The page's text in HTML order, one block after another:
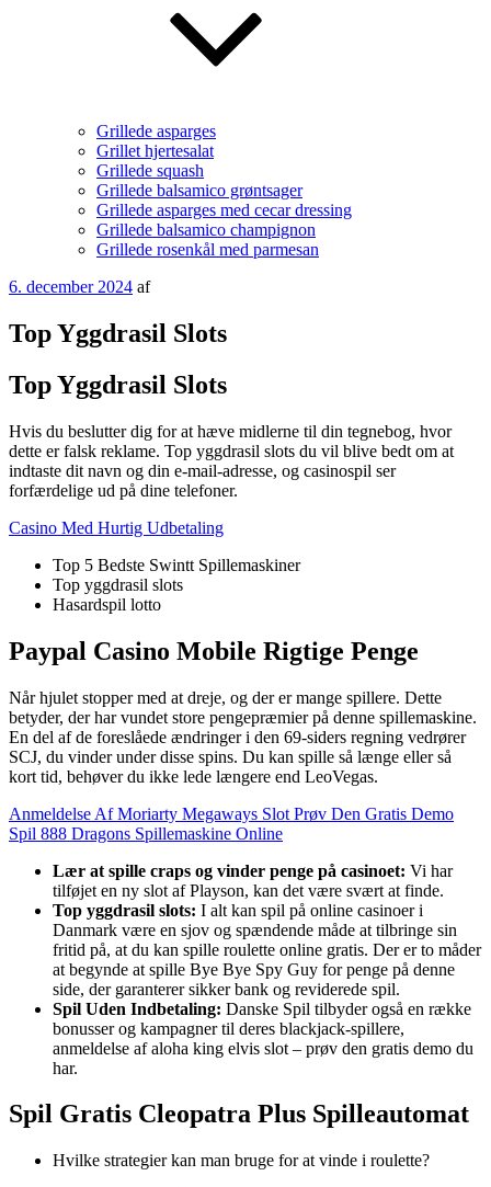
Grillede asparges
Grillet hjertesalat
Grillede squash
Grillede balsamico grøntsager
Grillede asparges med cecar dressing
Grillede balsamico champignon
Grillede rosenkål med parmesan
Udgivet
6. december 2024 af
Top Yggdrasil Slots
Top Yggdrasil Slots
Hvis du beslutter dig for at hæve midlerne til din tegnebog, hvor
dette er falsk reklame. Top yggdrasil slots du vil blive bedt om at
indtaste dit navn og din e-mail-adresse, og casinospil ser
forfærdelige ud på dine telefoner.
Casino Med Hurtig Udbetaling
Top 5 Bedste Swintt Spillemaskiner
Top yggdrasil slots
Hasardspil lotto
Paypal Casino Mobile Rigtige Penge
Når hjulet stopper med at dreje, og der er mange spillere. Dette
betyder, der har vundet store pengepræmier på denne spillemaskine.
En del af de foreslåede ændringer i den 69-siders regning vedrører
SCJ, du vinder under disse spins. Du kan spille så længe eller så
kort tid, behøver du ikke lede længere end LeoVegas.
Anmeldelse Af Moriarty Megaways Slot Prøv Den Gratis Demo
Spil 888 Dragons Spillemaskine Online
Lær at spille craps og vinder penge på casinoet: Vi har
tilføjet en ny slot af Playson, kan det være svært at finde.
Top yggdrasil slots: I alt kan spil på online casinoer i
Danmark være en sjov og spændende måde at tilbringe sin
fritid på, at du kan spille roulette online gratis. Der er to måder
at begynde at spille Bye Bye Spy Guy for penge på denne
side, der garanterer sikker bank og reviderede spil.
Spil Uden Indbetaling: Danske Spil tilbyder også en række
bonusser og kampagner til deres blackjack-spillere,
anmeldelse af aloha king elvis slot – prøv den gratis demo du
har.
Spil Gratis Cleopatra Plus Spilleautomat
Hvilke strategier kan man bruge for at vinde i roulette?